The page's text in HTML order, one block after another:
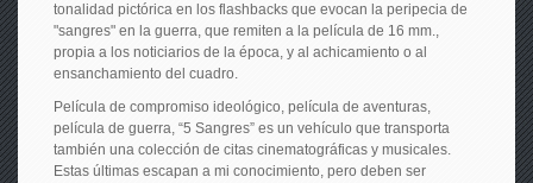
tonalidad pictórica en los flashbacks que evocan la peripecia de
"sangres" en la guerra, que remiten a la película de 16 mm.,
propia a los noticiarios de la época, y al achicamiento o al
ensanchamiento del cuadro.
Película de compromiso ideológico, película de aventuras,
película de guerra, “5 Sangres” es un vehículo que transporta
también una colección de citas cinematográficas y musicales.
Estas últimas escapan a mi conocimiento, pero deben ser